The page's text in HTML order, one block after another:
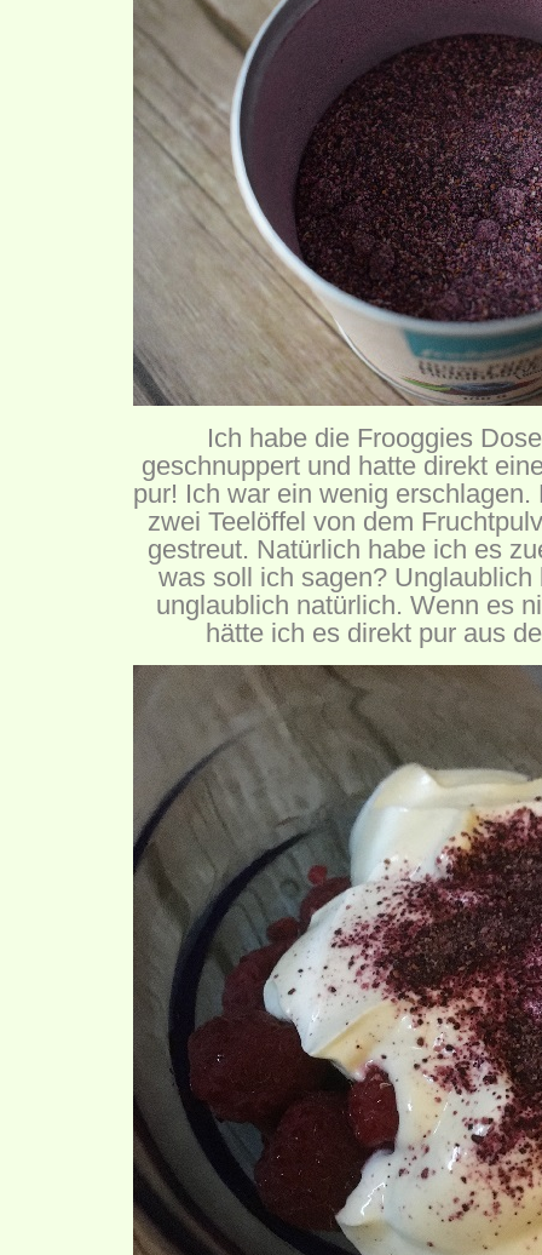
Ich habe die Frooggies
geschnuppert und hatte direkt
pur! Ich war ein wenig
zwei Teelöffel von dem
gestreut. Natürlich habe ich es
was soll ich sagen?
unglaublich natürlich. Wenn es
hätte ich es direkt pur aus